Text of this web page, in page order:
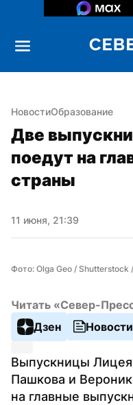
НовостиОбразование
Две
поедут на
страны
11 июня, 21:39
Фото: Olga Geo / Shutterstock
Читать «Север-
Дзен
Новости
Выпускницы
Пашкова и
на главные